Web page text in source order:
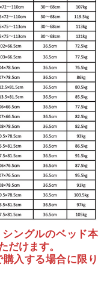
ングルのベッド本
だけます。
入する場合に限り